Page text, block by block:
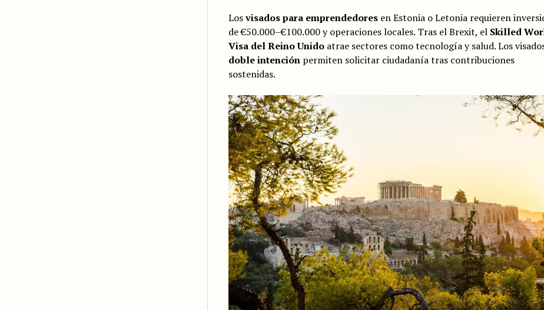
Losvisados para emprendedoresen Estonia o Letonia requieren
de €50.000–€100.000 y operaciones locales. Tras el Brexit, el Skilled
Visa del Reino Unidoatrae sectores como tecnología y salud. Los
doble intenciónpermiten solicitar ciudadanía tras contribuciones
sostenidas.